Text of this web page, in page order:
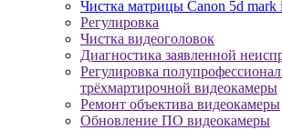
Чистка матрицы Canon 5d mark
Регулировка
Чистка видеоголовок
Диагностика заявленной
Регулировка
трёхмартирочной видеокамеры
Ремонт объектива видеокамеры
Обновление ПО видеокамеры